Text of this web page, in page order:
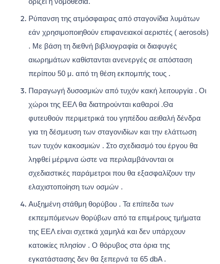
Ρύπανση της ατμόσφαιρας από σταγονίδια λυμάτων
εάν χρησιμοποιηθούν επιφανειακοί αεριστές ( aerosols)
. Με βάση τη διεθνή βιβλιογραφία οι διαφυγές
αιωρημάτων καθίστανται ανενεργές σε απόσταση
περίπου 50 μ. από τη θέση εκπομπής τους .
Παραγωγή δυσοσμιών από τυχόν κακή λειτουργία . Οι
χώροι της ΕΕΛ θα διατηρούνται καθαροί .Θα
φυτευθούν περιμετρικά του γηπέδου αειθαλή δένδρα
για τη δέσμευση των σταγονιδίων και την ελάττωση
των τυχόν κακοσμιών . Στο σχεδιασμό του έργου θα
ληφθεί μέριμνα ώστε να περιλαμβάνονται οι
σχεδιαστικές παράμετροι που θα εξασφαλίζουν την
ελαχιστοποίηση των οσμών .
Αυξημένη στάθμη θορύβου . Τα επίπεδα των
εκπεμπόμενων θορύβων από τα επιμέρους τμήματα
της ΕΕΛ είναι σχετικά χαμηλά και δεν υπάρχουν
κατοικίες πλησίον . Ο θόρυβος στα όρια της
εγκατάστασης δεν θα ξεπερνά τα 65 dbA .